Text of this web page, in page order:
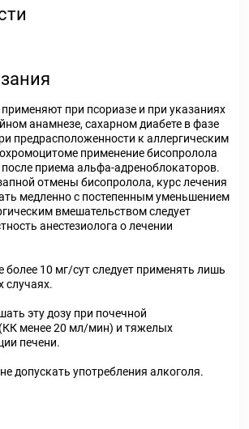
при псориазе и при указаниях
анамнезе, сахарном диабете в фазе
предрасположенности к аллергическим
применение бисопролола
приема альфа-адреноблокаторов.
отмены бисопролола, курс лечения
медленно с постепенным уменьшением
вмешательством следует
анестезиолога о лечении
более 10 мг/сут следует применять лишь
случаях.
эту дозу при почечной
менее 20 мл/мин) и тяжелых
печени.
допускать употребления алкоголя.